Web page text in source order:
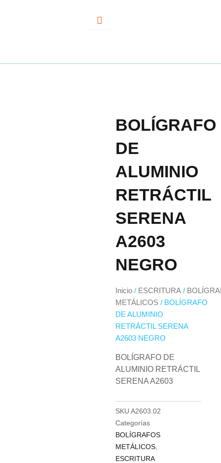
BOLÍGRAFO
DE
ALUMINIO
RETRÁCTIL
SERENA
A2603
NEGRO
Inicio / ESCRITURA /
METÁLICOS / BOLÍGRAFO
DE ALUMINIO
RETRÁCTIL SERENA
A2603 NEGRO
BOLÍGRAFO DE
ALUMINIO RETRÁCTIL
SERENA A2603
SKU A2603.02
Categorías
BOLÍGRAFOS
METÁLICOS
ESCRITURA